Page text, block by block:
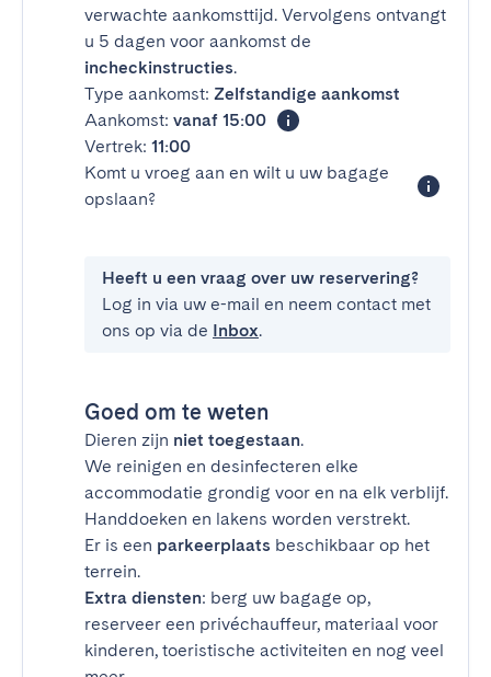
verwachte aankomsttijd. Vervolgens ontvangt
u 5 dagen voor aankomst de
incheckinstructies.
Type aankomst: Zelfstandige aankomst
Aankomst: vanaf 15:00
Vertrek: 11:00
Komt u vroeg aan en wilt u uw bagage
opslaan?
Heeft u een vraag over uw reservering?
Log in via uw e-mail en neem contact met
ons op via de Inbox.
Goed om te weten
Dieren zijn niet toegestaan.
We reinigen en desinfecteren elke
accommodatie grondig voor en na elk verblijf.
Handdoeken en lakens worden verstrekt.
Er is een parkeerplaats beschikbaar op het
terrein.
Extra diensten: berg uw bagage op,
reserveer een privéchauffeur, materiaal voor
kinderen, toeristische activiteiten en nog veel